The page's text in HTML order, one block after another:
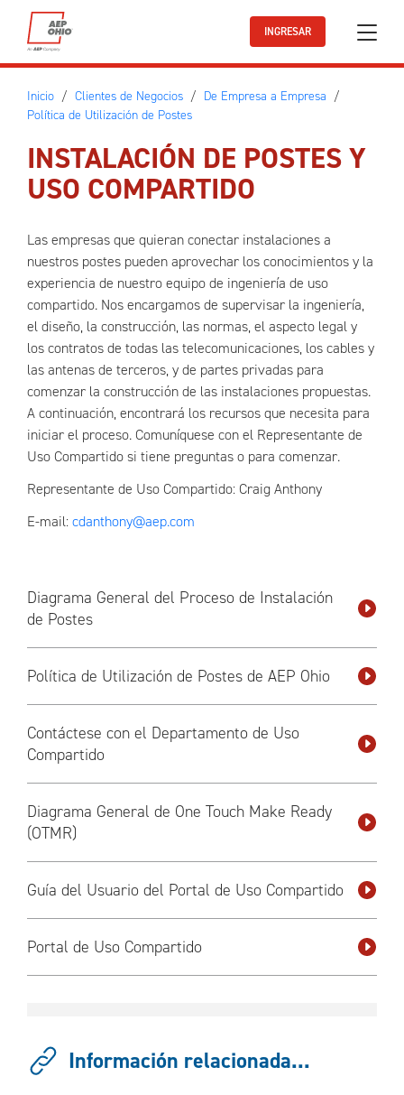
Ir al contenido principal
INGRESAR
Inicio Clientes de Negocios
De Empresa a Empresa
Política de Utilización de Postes
INSTALACIÓN DE POSTES Y
USO COMPARTIDO
Las empresas que quieran conectar instalaciones a
nuestros postes pueden aprovechar los conocimientos y la
experiencia de nuestro equipo de ingeniería de uso
compartido. Nos encargamos de supervisar la ingeniería,
el diseño, la construcción, las normas, el aspecto legal y
los contratos de todas las telecomunicaciones, los cables y
las antenas de terceros, y de partes privadas para
comenzar la construcción de las instalaciones propuestas.
A continuación, encontrará los recursos que necesita para
iniciar el proceso. Comuníquese con el Representante de
Uso Compartido si tiene preguntas o para comenzar.
Representante de Uso Compartido: Craig Anthony
E-mail:cdanthony@aep.com
Diagrama General del Proceso de Instalación
de Postes
Política de Utilización de Postes de AEP Ohio
Contáctese con el Departamento de Uso
Compartido
Diagrama General de One Touch Make Ready
(OTMR)
Guía del Usuario del Portal de Uso Compartido
Portal de Uso Compartido
Información relacionada...